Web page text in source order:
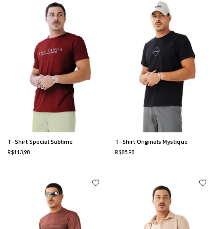
T-Shirt Special Sublime
R$113,98
T-Shirt Originals Mystique
R$85,98